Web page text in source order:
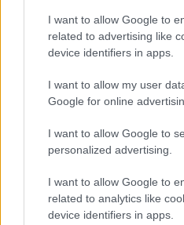
I want to allow Google to
related to advertising like
device identifiers in apps.
I want to allow my user
Google for online
I want to allow Google to
personalized advertising.
I want to allow Google to
related to analytics like
device identifiers in apps.